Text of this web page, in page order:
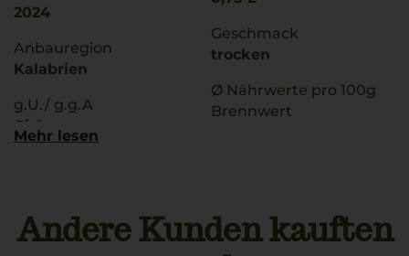
2024
Anbauregion
Kalabrien
g.U./ g.g.A
Cirò
Rebsorten
Geschmack
trocken
Ø Nährwerte pro 100g
Brennwert
Fettsäuren: 0 g
Kohlenhydrate
Mehr lesen
Andere Kunden kauften